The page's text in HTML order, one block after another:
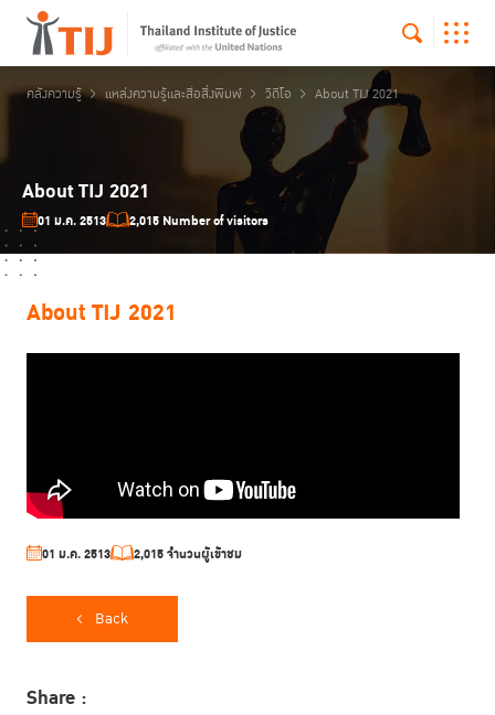
คลังความรู้ แหล่งความรู้และสื่อสิ่งพิมพ์ วิดีโอ About TIJ 2021
About TIJ 2021
01 ม.ค. 2513 2,015 Number of visitors
About TIJ 2021
01 ม.ค. 2513 2,015 จำนวนผู้เข้าชม
Back
Share :